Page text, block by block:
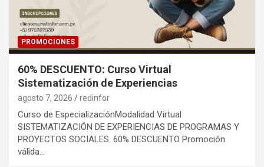
PROMOCIONES
60% DESCUENTO: Curso Virtual
Sistematización de Experiencias
agosto 7, 2026 redinfor
Curso de EspecializaciónModalidad Virtual
SISTEMATIZACIÓN DE EXPERIENCIAS DE PROGRAMAS Y
PROYECTOS SOCIALES. 60% DESCUENTO Promoción
válida…